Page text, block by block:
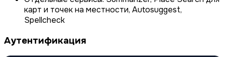
карт и точек на местности, Autosuggest,
Spellcheck
Аутентификация